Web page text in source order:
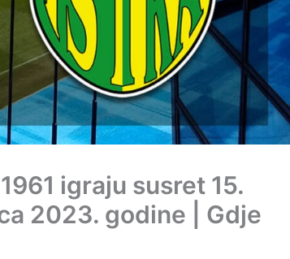
igraju susret 15.
2023. godine | Gdje